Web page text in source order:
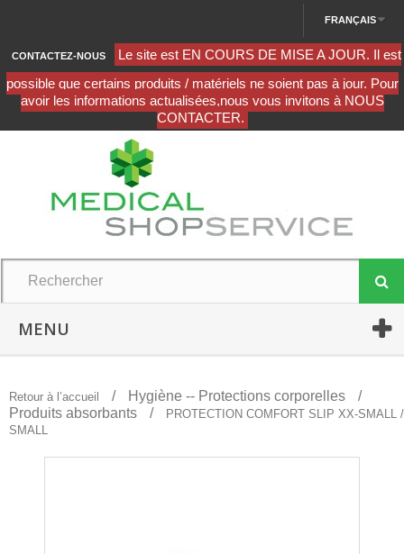
FRANÇAIS
CONTACTEZ-NOUS
MENU
Retour à l’accueil
Hygiène -- Protections corporelles
Produits absorbants
PROTECTION COMFORT SLIP XX-SMALL /
SMALL